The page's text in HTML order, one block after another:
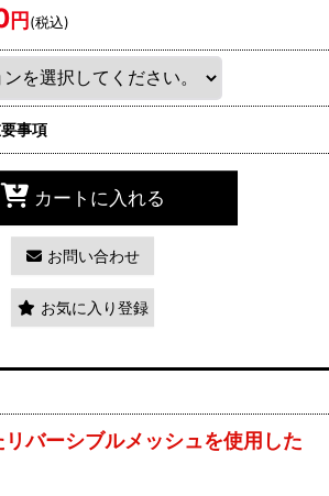
円(税込)
事項
カートに入れる
お問い合わせ
お気に入り登録
バーシブルメッシュを使用した